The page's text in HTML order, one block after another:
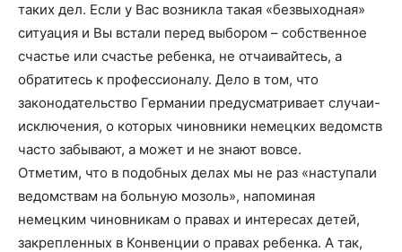
таких дел. Если у Вас возникла такая «безвыходная»
ситуация и Вы встали перед выбором – собственное
счастье или счастье ребенка, не отчаивайтесь, а
обратитесь к профессионалу. Дело в том, что
законодательство Германии предусматривает случаи-
исключения, о которых чиновники немецких ведомств
часто забывают, а может и не знают вовсе.
Отметим, что в подобных делах мы не раз «наступали
ведомствам на больную мозоль», напоминая
немецким чиновникам о правах и интересах детей,
закрепленных в Конвенции о правах ребенка. А так,